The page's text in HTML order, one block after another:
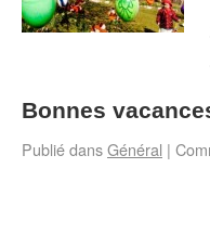
Bonnes
Publié dansGénéral |